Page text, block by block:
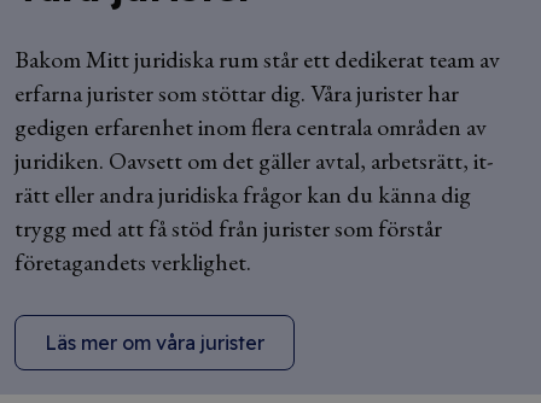
Bakom Mitt juridiska rum står ett dedikerat team av
erfarna jurister som stöttar dig. Våra jurister har
gedigen erfarenhet inom flera centrala områden av
juridiken. Oavsett om det gäller avtal, arbetsrätt, it-
rätt eller andra juridiska frågor kan du känna dig
trygg med att få stöd från jurister som förstår
företagandets verklighet.
Läs mer om våra jurister